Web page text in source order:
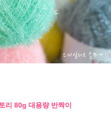
리 80g 대용량 반짝이